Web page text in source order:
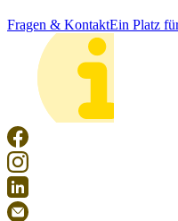
Fragen & KontaktEin Platz